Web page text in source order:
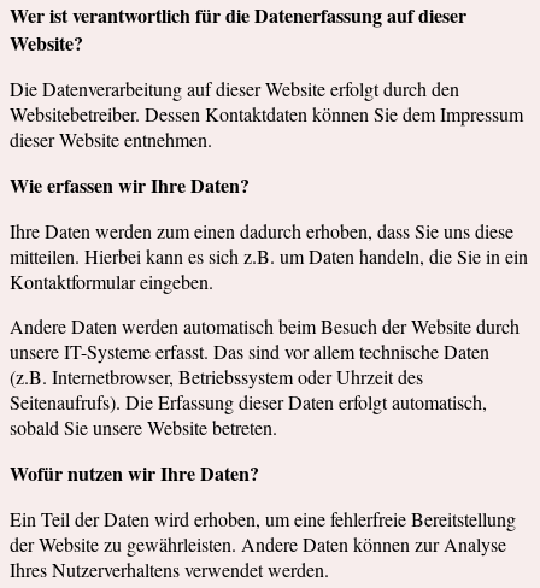
Wer ist verantwortlich für die Datenerfassung auf dieser
Website?
Die Datenverarbeitung auf dieser Website erfolgt durch den
Websitebetreiber. Dessen Kontaktdaten können Sie dem Impressum
dieser Website entnehmen.
Wie erfassen wir Ihre Daten?
Ihre Daten werden zum einen dadurch erhoben, dass Sie uns diese
mitteilen. Hierbei kann es sich z.B. um Daten handeln, die Sie in ein
Kontaktformular eingeben.
Andere Daten werden automatisch beim Besuch der Website durch
unsere IT-Systeme erfasst. Das sind vor allem technische Daten
(z.B. Internetbrowser, Betriebssystem oder Uhrzeit des
Seitenaufrufs). Die Erfassung dieser Daten erfolgt automatisch,
sobald Sie unsere Website betreten.
Wofür nutzen wir Ihre Daten?
Ein Teil der Daten wird erhoben, um eine fehlerfreie Bereitstellung
der Website zu gewährleisten. Andere Daten können zur Analyse
Ihres Nutzerverhaltens verwendet werden.